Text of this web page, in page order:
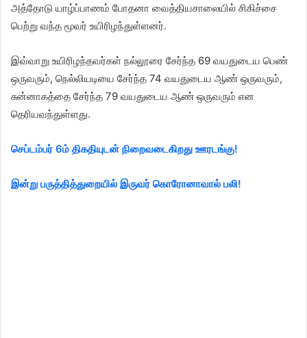
அத்தோடு யாழ்ப்பாணம் போதனா வைத்தியசாலையில் சிகிச்சை
பெற்று வந்த மூவர் உயிரிழந்துள்ளனர்.
இவ்வாறு உயிரிழந்தவர்கள் நல்லூரை சேர்ந்த 69 வயதுடைய பெண்
ஒருவரும், நெல்லியடியை சேர்ந்த 74 வயதுடைய ஆண் ஒருவரும்,
சுன்னாகத்தை சேர்ந்த 79 வயதுடைய ஆண் ஒருவரும் என
தெரியவந்துள்ளது.
செப்டம்பர் 6ம் திகதியுடன் நிறைவடைகிறது ஊரடங்கு!
இன்று பருத்தித்துறையில் இருவர் கொரோனாவால் பலி!